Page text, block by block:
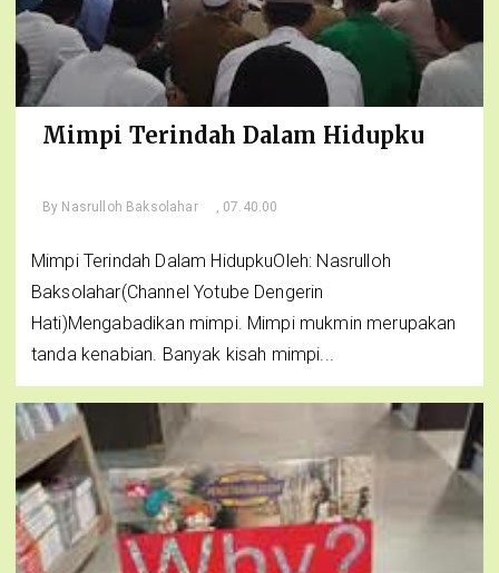
Mimpi Terindah Dalam Hidupku
By Nasrulloh Baksolahar , 07.40.00
Mimpi Terindah Dalam HidupkuOleh: Nasrulloh
Baksolahar(Channel Yotube Dengerin
Hati)Mengabadikan mimpi. Mimpi mukmin merupakan
tanda kenabian. Banyak kisah mimpi...